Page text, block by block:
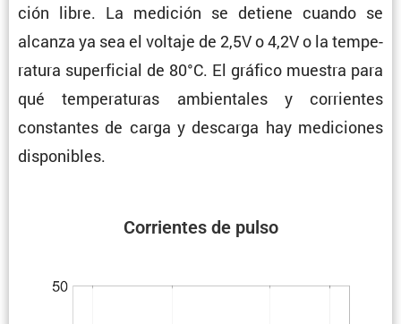
ción libre. La medición se detiene cuando se
alcanza ya sea el voltaje de 2,5V o 4,2V o la tempe­
ra­tura super­fi­cial de 80°C. El gráfico muestra para
qué tempe­ra­turas ambien­tales y corrientes
constantes de carga y descarga hay mediciones
disponibles.
Corrientes de pulso